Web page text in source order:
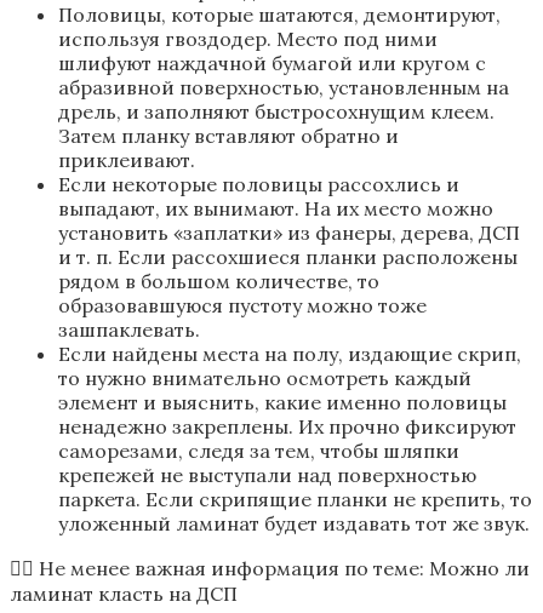
Половицы, которые шатаются, демонтируют,
используя гвоздодер. Место под ними
шлифуют наждачной бумагой или кругом с
абразивной поверхностью, установленным на
дрель, и заполняют быстросохнущим клеем.
Затем планку вставляют обратно и
приклеивают.
Если некоторые половицы рассохлись и
выпадают, их вынимают. На их место можно
установить «заплатки» из фанеры, дерева, ДСП
и т. п. Если рассохшиеся планки расположены
рядом в большом количестве, то
образовавшуюся пустоту можно тоже
зашпаклевать.
Если найдены места на полу, издающие скрип,
то нужно внимательно осмотреть каждый
элемент и выяснить, какие именно половицы
ненадежно закреплены. Их прочно фиксируют
саморезами, следя за тем, чтобы шляпки
крепежей не выступали над поверхностью
паркета. Если скрипящие планки не крепить, то
уложенный ламинат будет издавать тот же звук.
👷‍♂️ Не менее важная информация по теме: Можно ли
ламинат класть на ДСП